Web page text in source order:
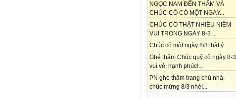
NGỌC NAM ĐẾN THĂM VÀ
CHÚC CÔ CÓ MỘT NGÀY...
CHÚC CÔ THẬT NHIỀU NIỀM
VUI TRONG NGÀY 8-3 ...
Chúc cô một ngày 8/3 thật ý...
Ghé thăm.Chúc quý cô ngày 8-3
vui vẻ, hạnh phúc!...
PN ghé thăm trang chủ nhà,
chúc mừng 8/3 nhé!...